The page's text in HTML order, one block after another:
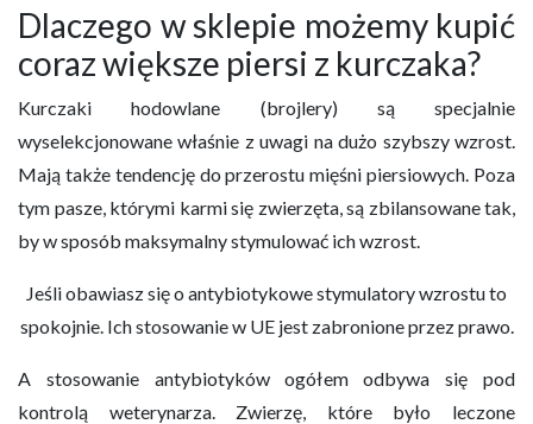
Dlaczego w sklepie możemy kupić
coraz większe piersi z kurczaka?
Kurczaki hodowlane (brojlery) są specjalnie
wyselekcjonowane właśnie z uwagi na dużo szybszy wzrost.
Mają także tendencję do przerostu mięśni piersiowych. Poza
tym pasze, którymi karmi się zwierzęta, są zbilansowane tak,
by w sposób maksymalny stymulować ich wzrost.
Jeśli obawiasz się o antybiotykowe stymulatory wzrostu to
spokojnie. Ich stosowanie w UE jest zabronione przez prawo.
A stosowanie antybiotyków ogółem odbywa się pod
kontrolą weterynarza. Zwierzę, które było leczone